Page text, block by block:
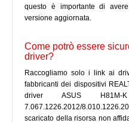
questo è importante di
versione aggiornata.
Come potrò essere
driver?
Raccogliamo solo i link ai
fabbricanti dei dispositivi
driver ASUS
7.067.1226.2012/
scaricato della risorsa non